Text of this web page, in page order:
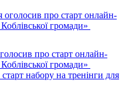
про старт онлайн-
громади»